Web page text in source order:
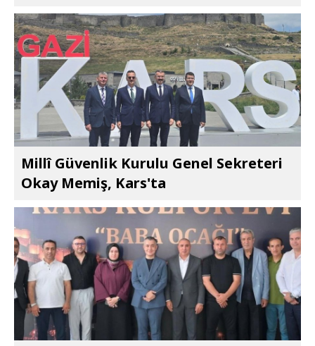
Millî Güvenlik Kurulu Genel Sekreteri
Okay Memiş, Kars'ta